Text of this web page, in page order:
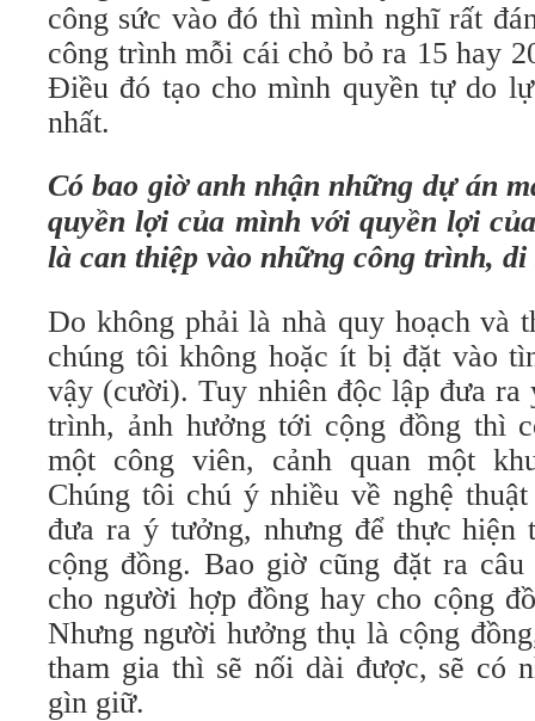
công sức vào đó thì mình nghĩ rất
công trình mỗi cái chỏ bỏ ra 15 hay
Điều đó tạo cho mình quyền tự do
nhất.
Có bao giờ anh nhận những dự án
quyền lợi của mình với quyền lợi
là can thiệp vào những công trình, di
Do không phải là nhà quy hoạch và
chúng tôi không hoặc ít bị đặt vào
vậy (cười). Tuy nhiên độc lập đưa ra
trình, ảnh hưởng tới cộng đồng thì
một công viên, cảnh quan một
Chúng tôi chú ý nhiều về nghệ
đưa ra ý tưởng, nhưng để thực hiện
cộng đồng. Bao giờ cũng đặt ra
cho người hợp đồng hay cho cộng
Nhưng người hưởng thụ là cộng
tham gia thì sẽ nối dài được, sẽ có
gìn giữ.